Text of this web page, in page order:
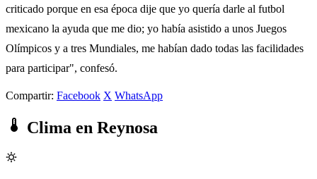
criticado porque en esa época dije que yo quería darle al futbol
mexicano la ayuda que me dio; yo había asistido a unos Juegos
Olímpicos y a tres Mundiales, me habían dado todas las facilidades
para participar", confesó.
Compartir: Facebook X WhatsApp
Clima en Reynosa